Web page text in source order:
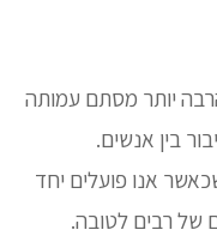
יותר מסתם עמותה
בין אנשים.
אנו פועלים יחד
של רבים לטובה.